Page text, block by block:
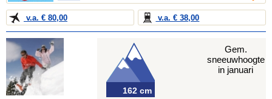
v.a. € 80,00 v.a. € 38,00
162 cm
Gem.
sneeuwhoogte
in januari